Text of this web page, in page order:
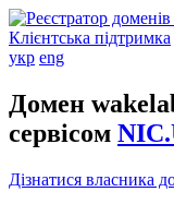
Клієнтська підтримка
укр eng
Домен
сервісом
Дізнатися власника